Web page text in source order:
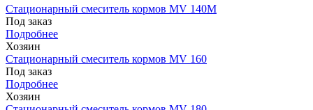
Стационарный смеситель кормов MV 140М
Под заказ
Подробнее
Хозяин
Стационарный смеситель кормов MV 160
Под заказ
Подробнее
Хозяин